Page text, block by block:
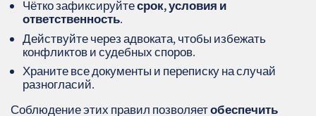
Чётко зафиксируйтесрок, условия и
ответственность.
Действуйте через адвоката, чтобы избежать
конфликтов и судебных споров.
Храните все документы и переписку на случай
разногласий.
Соблюдение этих правил позволяетобеспечить